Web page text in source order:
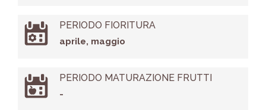
PERIODO FIORITURA
aprile, maggio
PERIODO MATURAZIONE FRUTTI
-